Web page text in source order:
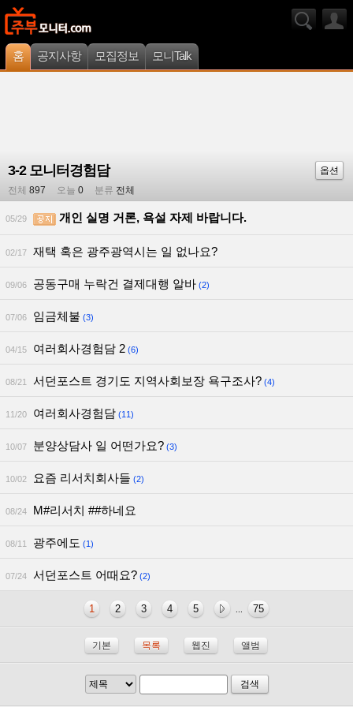
홈 공지사항 모집정보 모니Talk
3-2 모니터경험담
옵션
전체 897 오늘 0 분류 전체
05/29 개인 실명 거론, 욕설 자제 바랍니다.
02/17 재택 혹은 광주광역시는 일 없나요?
09/06 공동구매 누락건 결제대행 알바 (2)
07/06 임금체불 (3)
04/15 여러회사경험담 2 (6)
08/21 서던포스트 경기도 지역사회보장 욕구조사? (4)
11/20 여러회사경험담 (11)
10/07 분양상담사 일 어떤가요? (3)
10/02 요즘 리서치회사들 (2)
08/24 M#리서치 ##하네요
08/11 광주에도 (1)
07/24 서던포스트 어때요? (2)
1 2 3 4 5 75
기본 목록 웹진 앨범
검색